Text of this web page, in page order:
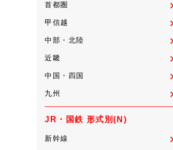
首都圏
甲信越
中部・北陸
近畿
中国・四国
九州
JR・国鉄 形式別(N)
新幹線